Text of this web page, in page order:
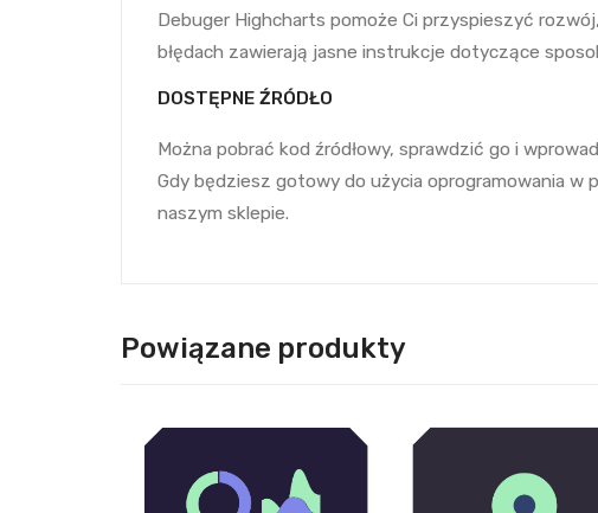
Debuger Highcharts pomoże Ci przyspieszyć
błędach zawierają jasne instrukcje dotyczące
DOSTĘPNE ŹRÓDŁO
Można pobrać kod źródłowy, sprawdzić go i
Gdy będziesz gotowy do użycia oprogramowania w
naszym sklepie.
Powiązane produkty